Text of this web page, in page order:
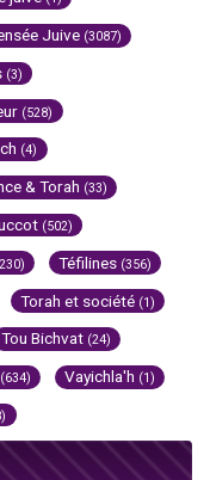
Juive (3087)
(3)
(528)
(4)
& Torah (33)
(502)
Téfilines (356)
Torah et société (1)
Tou Bichvat (24)
(634) Vayichla'h (1)